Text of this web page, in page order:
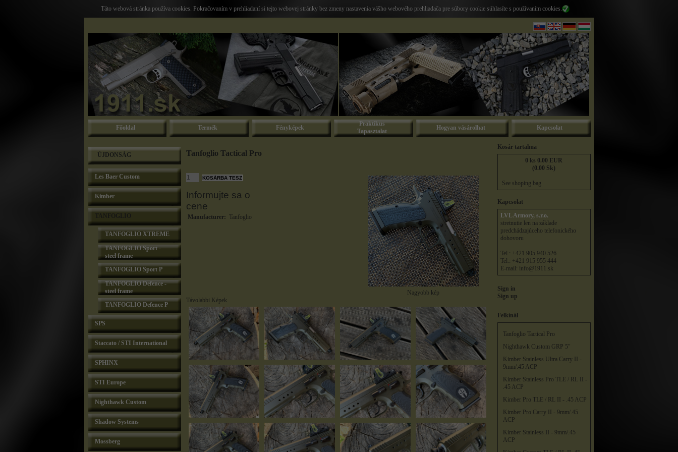
Táto webová stránka používa cookies. Pokračovaním v prehliadaní si tejto webovej stránky bez zmeny nastavenia vášho webového prehliadača pre súbory cookie súhlasíte s používaním cookies.
Főoldal Termék Fényképek
Praktikus
Tapasztalat
Hogyan vásárolhat Kapcsolat
ÚJDONSÁG
Les Baer Custom
Kimber
TANFOGLIO XTREME
TANFOGLIO Sport -
steel frame
TANFOGLIO Sport P
TANFOGLIO Defence -
steel frame
TANFOGLIO Defence P
SPS
Staccato / STI International
SPHINX
STI Europe
Nighthawk Custom
Shadow Systems
Mossberg
Tanfoglio Tactical Pro
Informujte sa o
cene
Manufacturer: Tanfoglio
Nagyobb kép
Távolabbi Képek
Kosár tartalma
0 ks 0.00 EUR
(0.00 Sk)
See shoping bag
Kapcsolat
LVL Armory, s.r.o.
stretnutie len na základe
predchádzajúceho telefonického
dohovoru
Tel.: +421 905 940 526
Tel.: +421 915 955 444
E-mail: info@1911.sk
Sign in
Sign up
Felkínál
Tanfoglio Tactical Pro
Nighthawk Custom GRP 5"
Kimber Stainless Ultra Carry II -
9mm/.45 ACP
Kimber Stainless Pro TLE / RL II -
.45 ACP
Kimber Pro TLE / RL II - .45 ACP
Kimber Pro Carry II - 9mm/.45
ACP
Kimber Stainless II - 9mm/.45
ACP